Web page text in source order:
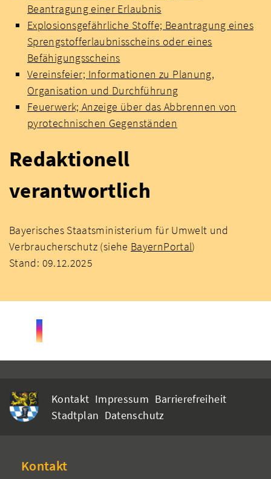
Beantragung einer Erlaubnis
Explosionsgefährliche Stoffe; Beantragung eines
Sprengstofferlaubnisscheins oder eines
Befähigungsscheins
Vereinsfeier; Informationen zu Planung,
Organisation und Durchführung
Feuerwerk; Anzeige über das Abbrennen von
pyrotechnischen Gegenständen
Redaktionell
verantwortlich
Bayerisches Staatsministerium für Umwelt und
Verbraucherschutz (siehe BayernPortal)
Stand: 09.12.2025
Kontakt Impressum Barrierefreiheit
Stadtplan Datenschutz
Kontakt